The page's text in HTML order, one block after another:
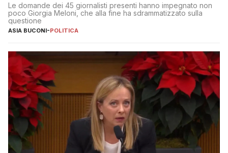
Le domande dei 45 giornalisti presenti hanno impegnato non
poco Giorgia Meloni, che alla fine ha sdrammatizzato sulla
questione
ASIA BUCONI-POLITICA